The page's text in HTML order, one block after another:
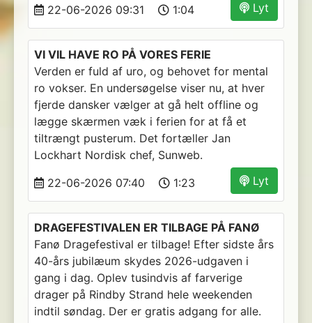
Lyt
22-06-2026 09:31 1:04
VI VIL HAVE RO PÅ VORES FERIE
Verden er fuld af uro, og behovet for mental
ro vokser. En undersøgelse viser nu, at hver
fjerde dansker vælger at gå helt offline og
lægge skærmen væk i ferien for at få et
tiltrængt pusterum. Det fortæller Jan
Lockhart Nordisk chef, Sunweb.
Lyt
22-06-2026 07:40 1:23
DRAGEFESTIVALEN ER TILBAGE PÅ FANØ
Fanø Dragefestival er tilbage! Efter sidste års
40-års jubilæum skydes 2026-udgaven i
gang i dag. Oplev tusindvis af farverige
drager på Rindby Strand hele weekenden
indtil søndag. Der er gratis adgang for alle.